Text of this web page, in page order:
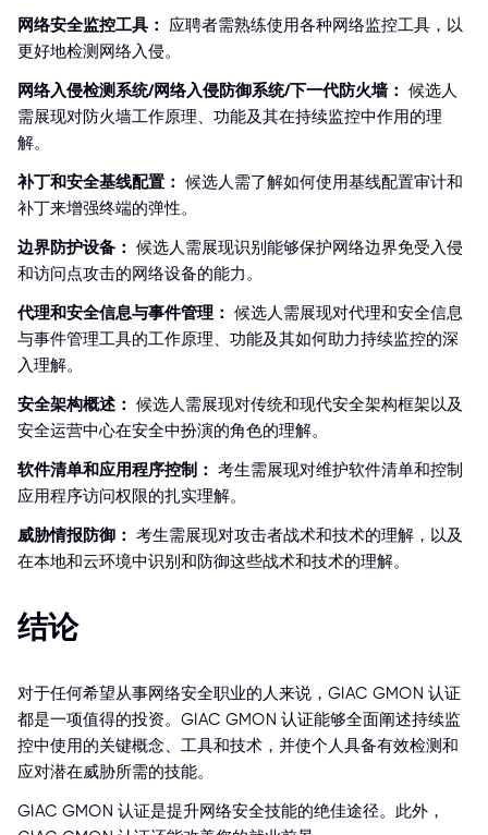
网络安全监控工具：
应聘者需熟练使用各种网络监控工具，以
更好地检测网络入侵。
网络入侵检测系统/网络入侵防御系统/下一代防火墙： 候选人
需展现对防火墙工作原理、功能及其在持续监控中作用的理
解。
补丁和安全基线配置： 候选人需了解如何使用基线配置审计和
补丁来增强终端的弹性。
边界防护设备： 候选人需展现识别能够保护网络边界免受入侵
和访问点攻击的网络设备的能力。
代理和安全信息与事件管理： 候选人需展现对代理和安全信息
与事件管理工具的工作原理、功能及其如何助力持续监控的深
入理解。
安全架构概述： 候选人需展现对传统和现代安全架构框架以及
安全运营中心在安全中扮演的角色的理解。
软件清单和应用程序控制： 考生需展现对维护软件清单和控制
应用程序访问权限的扎实理解。
威胁情报防御： 考生需展现对攻击者战术和技术的理解，以及
在本地和云环境中识别和防御这些战术和技术的理解。
结论
对于任何希望从事网络安全职业的人来说，GIAC GMON 认证
都是一项值得的投资。GIAC GMON 认证能够全面阐述持续监
控中使用的关键概念、工具和技术，并使个人具备有效检测和
应对潜在威胁所需的技能。
GIAC GMON 认证是提升网络安全技能的绝佳途径。此外，